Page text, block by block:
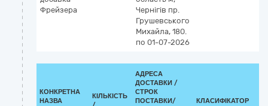
Фрейзера
Чернігів пр.
Грушевського
Михайла, 180.
по 01-07-2026
КОНКРЕТНА
НАЗВА
КІЛЬКІСТЬ
АДРЕСА
ДОСТАВКИ /
СТРОК
ПОСТАВКИ/
КЛАСИФІКАТОР